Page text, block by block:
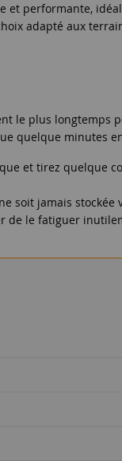
et performante,
adapté aux
le plus
quelque minutes
et tirez quelque
soit jamais stockée
de le fatiguer